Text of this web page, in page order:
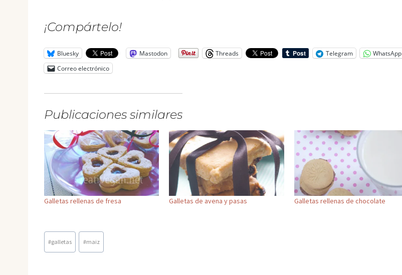
¡Compártelo!
Bluesky Mastodon Threads Telegram
WhatsApp
Correo electrónico
Publicaciones similares
Galletas rellenas de fresa Galletas de avena y pasas Galletas rellenas de chocolate
Etiquetas
de
#galletas #maiz